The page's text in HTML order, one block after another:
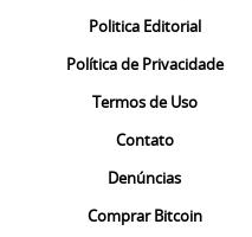
Politica Editorial
Política de Privacidade
Termos de Uso
Contato
Denúncias
Comprar Bitcoin